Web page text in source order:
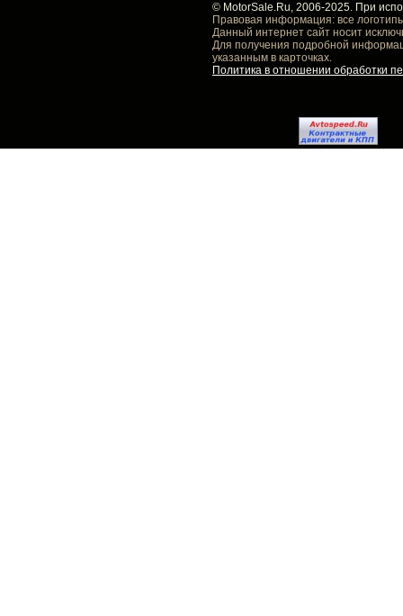
© MotorSale.Ru, 2006-2025. При
Правовая информация: все
Данный интернет сайт носит
Для получения подробной
указанным в карточках.
Политика в отношении обработки